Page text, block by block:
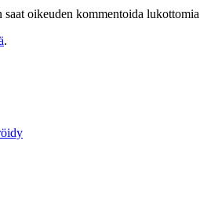
oikeuden kommentoida
.